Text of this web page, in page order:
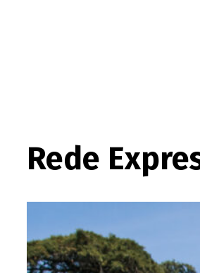
Rede